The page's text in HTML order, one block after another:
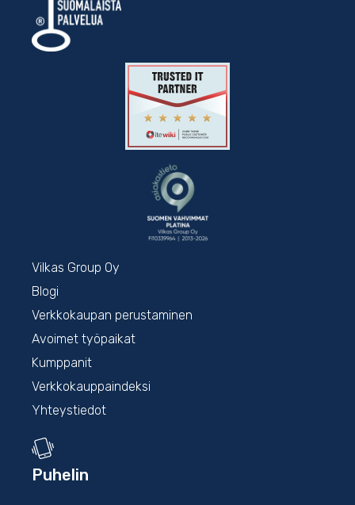
Vilkas Group Oy
Blogi
Verkkokaupan perustaminen
Avoimet työpaikat
Kumppanit
Verkkokauppaindeksi
Yhteystiedot
Puhelin